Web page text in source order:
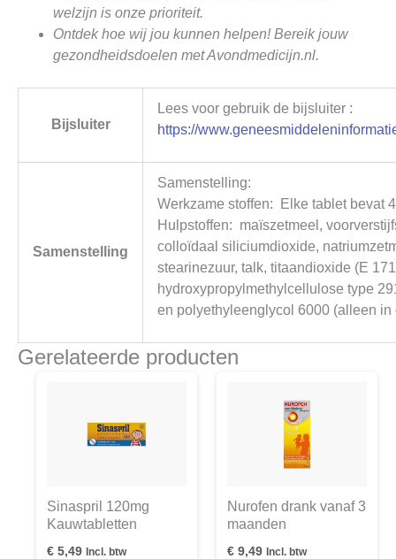
welzijn is onze prioriteit.
Ontdek hoe wij jou kunnen helpen! Bereik jouw
gezondheidsdoelen met Avondmedicijn.nl.
Bijsluiter
Lees voor gebruik de bijsluiter :
https://
Samenstelling
Samenstelling:
Werkzame stoffen: Elke tablet bevat
Hulpstoffen: maïszetmeel,
colloïdaal siliciumdioxide,
stearinezuur, talk, titaandioxide (E
hydroxypropylmethylcellulose type
en polyethyleenglycol 6000 (alleen in
Gerelateerde producten
Sinaspril 120mg
Kauwtabletten
€ 5,49 Incl. btw
Nurofen drank vanaf 3
maanden
€ 9,49 Incl. btw